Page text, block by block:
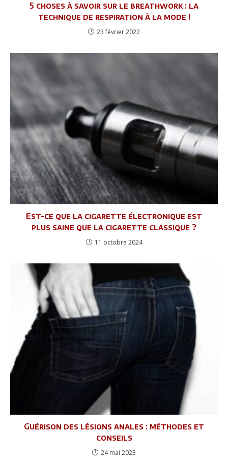
5 choses à savoir sur le breathwork : la
technique de respiration à la mode !
23 février 2022
Est-ce que la cigarette électronique est
plus saine que la cigarette classique ?
11 octobre 2024
Guérison des lésions anales : méthodes et
conseils
24 mai 2023